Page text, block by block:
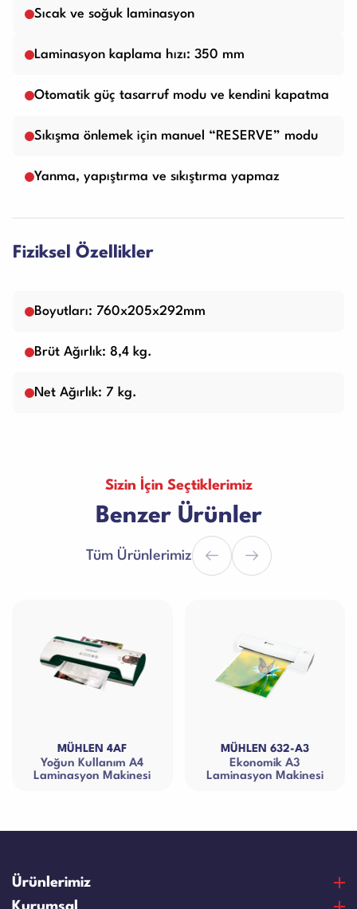
Sıcak ve soğuk laminasyon
Laminasyon kaplama hızı: 350 mm
Otomatik güç tasarruf modu ve kendini kapatma
Sıkışma önlemek için manuel “RESERVE” modu
Yanma, yapıştırma ve sıkıştırma yapmaz
Fiziksel Özellikler
Boyutları: 760x205x292mm
Brüt Ağırlık: 8,4 kg.
Net Ağırlık: 7 kg.
Sizin İçin Seçtiklerimiz
Benzer Ürünler
Tüm Ürünlerimiz
MÜHLEN 632-A3
Ekonomik A3
Laminasyon Makinesi
MÜHLEN
Ekonomik A3
Laminasyon
Ürünlerimiz
Para Sayma Makineleri